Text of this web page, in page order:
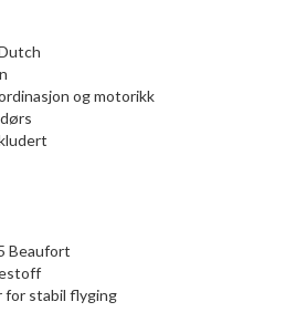
og motorikk
Beaufort
for stabil flyging